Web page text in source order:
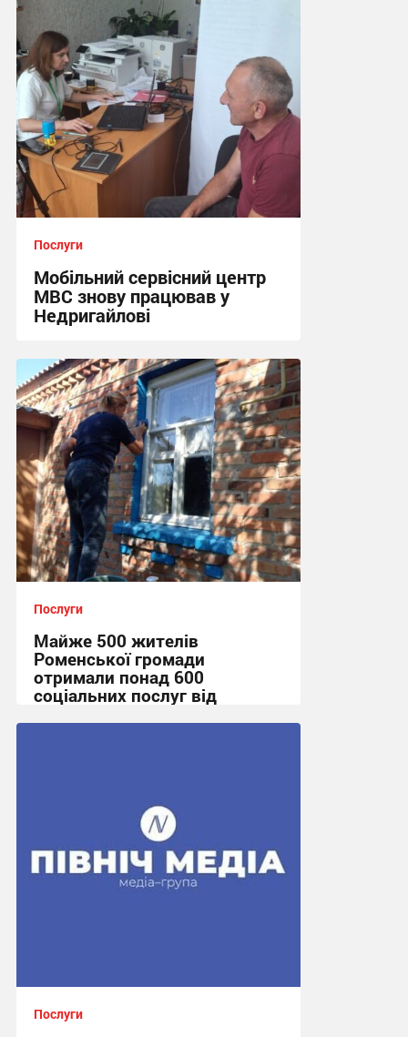
Послуги
Мобільний сервісний центр
МВС знову працював у
Недригайлові
12:00, 11.07.2026
Послуги
Майже 500 жителів
Роменської громади
отримали понад 600
соціальних послуг від
Послуги